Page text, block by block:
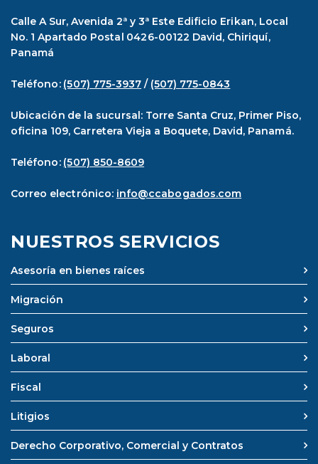
Calle A Sur, Avenida 2ª y 3ª Este Edificio Erikan, Local
No. 1 Apartado Postal 0426-00122 David, Chiriquí,
Panamá
Teléfono: (507) 775-3937 / (507) 775-0843
Ubicación de la sucursal: Torre Santa Cruz, Primer Piso,
oficina 109, Carretera Vieja a Boquete, David, Panamá.
Teléfono: (507) 850-8609
Correo electrónico: info@ccabogados.com
NUESTROS SERVICIOS
Asesoría en bienes raíces
Migración
Seguros
Laboral
Fiscal
Litigios
Derecho Corporativo, Comercial y Contratos